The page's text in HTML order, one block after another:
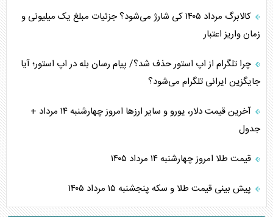
کالابرگ مرداد ۱۴۰۵ کی شارژ می‌شود؟ جزئیات مبلغ یک میلیونی و
زمان واریز اعتبار
چرا تلگرام از اپ استور حذف شد؟/ پیام رسان بله در اپ استور؛ آیا
جایگزین ایرانی تلگرام می‌شود؟
آخرین قیمت دلار، یورو و سایر ارز‌ها امروز چهارشنبه ۱۴ مرداد +
جدول
قیمت طلا امروز چهارشنبه ۱۴ مرداد ۱۴۰۵
پیش بینی قیمت طلا و سکه پنجشنبه ۱۵ مرداد ۱۴۰۵